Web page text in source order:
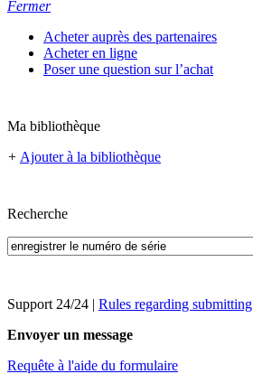
Fermer
Acheter auprès des partenaires
Acheter en ligne
Poser une question sur l’achat
Ma bibliothèque
+ Ajouter à la bibliothèque
Recherche
Support 24/24 | Rules regarding submitting
Envoyer un message
Requête à l'aide du formulaire